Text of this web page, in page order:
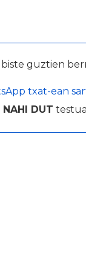
guztien
txat-ean
NAHI DUT